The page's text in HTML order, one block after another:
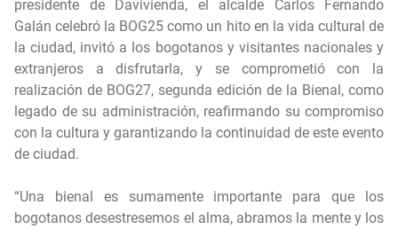
presidente de Davivienda, el alcalde Carlos Fernando
Galán celebró la BOG25 como un hito en la vida cultural de
la ciudad, invitó a los bogotanos y visitantes nacionales y
extranjeros a disfrutarla, y se comprometió con la
realización de BOG27, segunda edición de la Bienal, como
legado de su administración, reafirmando su compromiso
con la cultura y garantizando la continuidad de este evento
de ciudad.
“Una bienal es sumamente importante para que los
bogotanos desestresemos el alma, abramos la mente y los